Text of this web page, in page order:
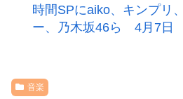
時間SPにaiko、キンプリ
ー、乃木坂46ら 4月7日
音楽